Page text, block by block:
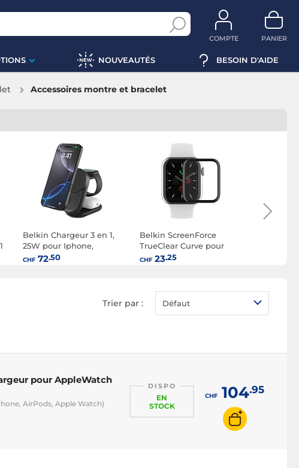
COMPTE PANIER
NOUVEAUTÉS BESOIN D'AIDE
Accessoires montre et bracelet
Belkin Chargeur 3 en 1,
25W pour Iphone,
Airpods et Watch QI2.2
CHF72.50
Belkin ScreenForce
TrueClear Curve pour
Apple Watch SE / Series
CHF23.25
Trier par : Défaut
pour AppleWatch
AirPods, Apple Watch)
DISPO
EN
STOCK
CHF104.95